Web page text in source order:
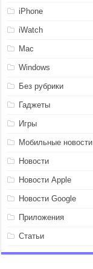
iPhone
iWatch
Mac
Windows
Без рубрики
Гаджеты
Игры
Мобильные новости
Новости
Новости Apple
Новости Google
Приложения
Статьи